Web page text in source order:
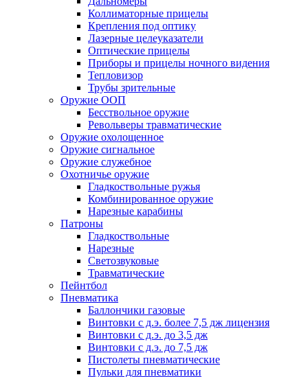
Коллиматорные прицелы
Крепления под оптику
Лазерные целеуказатели
Оптические прицелы
Приборы и прицелы ночного видения
Тепловизор
Трубы зрительные
Оружие ООП
Бесствольное оружие
Револьверы травматические
Оружие охолощенное
Оружие сигнальное
Оружие служебное
Охотничье оружие
Гладкоствольные ружья
Комбинированное оружие
Нарезные карабины
Патроны
Гладкоствольные
Нарезные
Светозвуковые
Травматические
Пейнтбол
Пневматика
Баллончики газовые
Винтовки с д.э. более 7,5 дж лицензия
Винтовки с д.э. до 3,5 дж
Винтовки с д.э. до 7,5 дж
Пистолеты пневматические
Пульки для пневматики